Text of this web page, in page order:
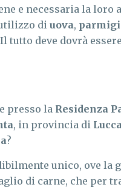
e necessaria la loro
di uova,
tutto deve dovrà
presso la Residenza
, in provincia di
?
unico, ove la
di carne, che per